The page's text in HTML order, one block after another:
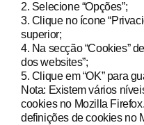
2. Selecione “Opções”;
3. Clique no ícone
superior;
4. Na secção “Cookies”
dos websites”;
5. Clique em “OK” para
Nota: Existem vários
cookies no Mozilla
definições de cookies no